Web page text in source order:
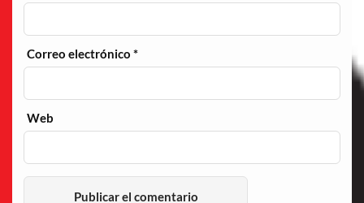
Correo electrónico*
Web